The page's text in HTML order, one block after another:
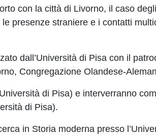
con la città di Livorno, il caso
presenze straniere e i contatti
dall’Università di Pisa con il
Congregazione Olandese-
di Pisa) e interverranno
di Pisa).
in Storia moderna presso